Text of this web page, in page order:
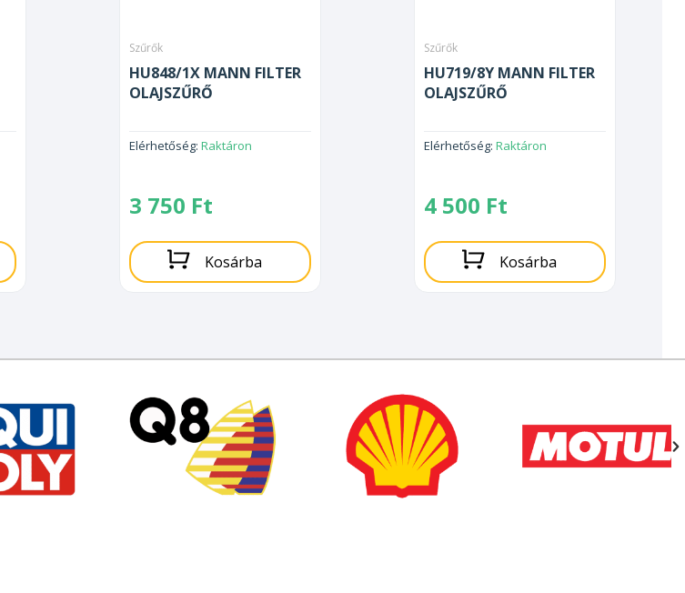
Szűrők
HU848/1X MANN FILTER
OLAJSZŰRŐ
Elérhetőség: Raktáron
3 750 Ft
Kosárba
Szűrők
HU719/8Y MANN FILTER
OLAJSZŰRŐ
Elérhetőség: Raktáron
4 500 Ft
Kosárba